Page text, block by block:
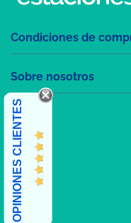
Condiciones de
Sobre nosotros
OPINIONES CLIENTES